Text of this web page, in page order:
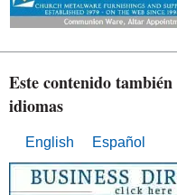
Este contenido
idiomas
English Español